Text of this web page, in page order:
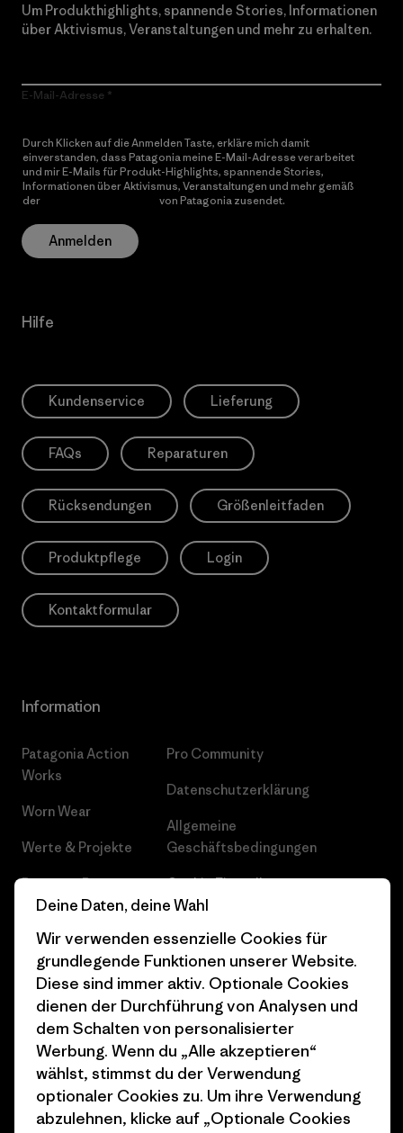
Um Produkthighlights, spannende Stories, Informationen
über Aktivismus, Veranstaltungen und mehr zu erhalten.
E-Mail-Adresse
Durch Klicken auf die Anmelden Taste, erkläre mich damit
einverstanden, dass Patagonia meine E-Mail-Adresse verarbeitet
und mir E-Mails für Produkt-Highlights, spannende Stories,
Informationen über Aktivismus, Veranstaltungen und mehr gemäß
der
von Patagonia zusendet.
Anmelden
Hilfe
Kundenservice Lieferung
FAQs Reparaturen
Rücksendungen Größenleitfaden
Produktpflege Login
Kontaktformular
Information
Patagonia Action
Works
Worn Wear
Werte & Projekte
Progress Report
Business Unusual
Klimaziele
1% For The Planet
Wie wir finanzieren
Geschenkgutscheine
Stores in deiner Nähe
Pro Community
Datenschutzerklärung
Allgemeine
Geschäftsbedingungen
Cookie Einstellungen
Pressekontakt
Industry program
Affiliate-Programm
Patagonia Schweiz
Seitenverzeichnis
Deine Daten, deine Wahl
Wir verwenden essenzielle Cookies für
grundlegende Funktionen unserer Website.
Diese sind immer aktiv. Optionale Cookies
dienen der Durchführung von Analysen und
dem Schalten von personalisierter
Werbung. Wenn du „Alle akzeptieren“
wählst, stimmst du der Verwendung
optionaler Cookies zu. Um ihre Verwendung
abzulehnen, klicke auf „Optionale Cookies